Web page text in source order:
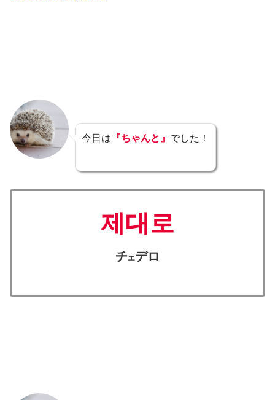
今日は 『ちゃんと』 でした！
제대로
チエデロ